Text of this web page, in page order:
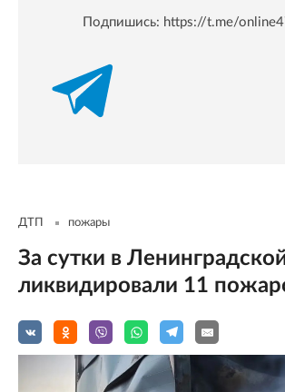
Подпишись: https://t.me/
ДТП пожары
За сутки в
ликвидировали 11